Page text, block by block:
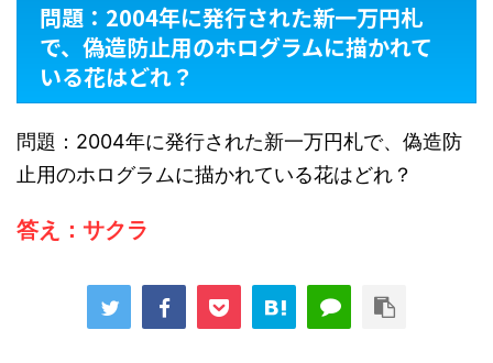
問題：2004年に発行された新一万円札
で、偽造防止用のホログラムに描かれて
いる花はどれ？
問題：2004年に発行された新一万円札で、偽造防
止用のホログラムに描かれている花はどれ？
答え：サクラ